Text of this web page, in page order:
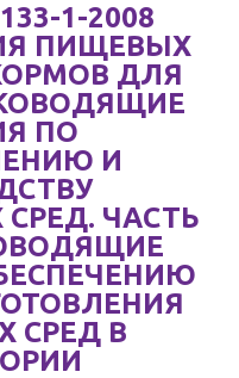
1-2008
ПИЩЕВЫХ
ДЛЯ
ПО
И
ЧАСТЬ
СРЕД В